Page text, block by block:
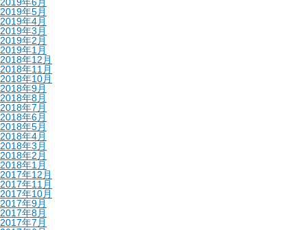
2019年5月
2019年4月
2019年3月
2019年2月
2019年1月
2018年12月
2018年11月
2018年10月
2018年9月
2018年8月
2018年7月
2018年6月
2018年5月
2018年4月
2018年3月
2018年2月
2018年1月
2017年12月
2017年11月
2017年10月
2017年9月
2017年8月
2017年7月